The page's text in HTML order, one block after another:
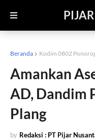
Beranda Kodim 0802
Amankan
AD, Dandim
Plang
by Redaksi : PT Pijar